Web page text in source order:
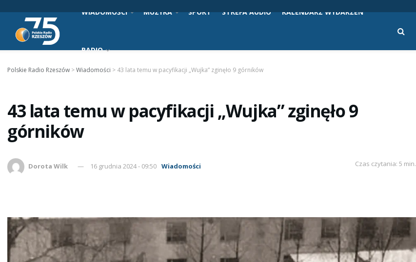
WIADOMOŚCI MUZYKA SPORT STREFA AUDIO KALENDARZ WYDARZEŃ
RADIO
Polskie Radio Rzeszów >Wiadomości > 43 lata temu w pacyfikacji „Wujka” zginęło 9 górników
43 lata temu w pacyfikacji „Wujka” zginęło 9
górników
Dorota Wilk 16 grudnia 2024 - 09:50 Wiadomości Czas czytania: 5 min.